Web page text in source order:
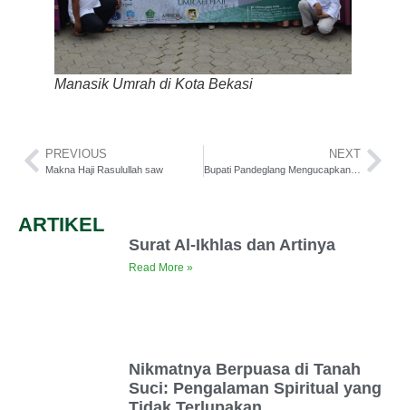
Manasik Umrah di Kota Bekasi
PREVIOUS
Makna Haji Rasulullah saw
NEXT
Bupati Pandeglang Mengucapkan Terima Kasih Kepada Sarana Umrah
ARTIKEL
Surat Al-Ikhlas dan Artinya
Read More »
Nikmatnya Berpuasa di Tanah
Suci: Pengalaman Spiritual yang